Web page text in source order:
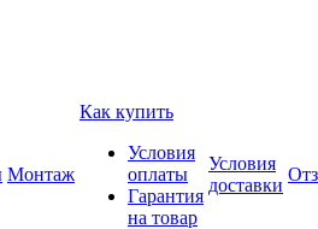
Монтаж
Как купить
Условия
оплаты
Гарантия
на товар
Условия
доставки